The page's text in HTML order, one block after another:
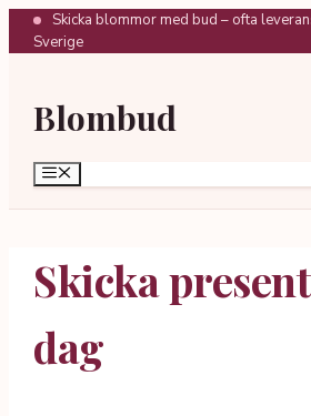
Hoppa
till
Skicka blommor med bud – ofta
Sverige
Blombud
Meny
Skicka
dag